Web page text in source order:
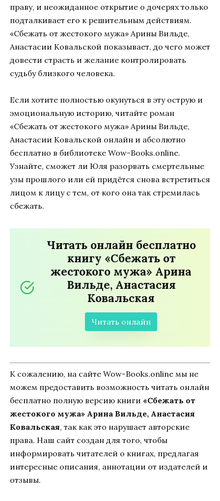
праву, и неожиданное открытие о дочерях только
подталкивает его к решительным действиям.
«Сбежать от жестокого мужа» Арины Вильде,
Анастасии Ковальской показывает, до чего может
довести страсть и желание контролировать
судьбу близкого человека.
Если хотите полностью окунуться в эту острую и
эмоциональную историю, читайте роман
«Сбежать от жестокого мужа» Арины Вильде,
Анастасии Ковальской онлайн и абсолютно
бесплатно в библиотеке Wow-Books.online.
Узнайте, сможет ли Юля разорвать смертельные
узы прошлого или ей придётся снова встретиться
лицом к лицу с тем, от кого она так стремилась
сбежать.
Читать онлайн бесплатно
книгу «Сбежать от
жестокого мужа» Арина
Вильде, Анастасия
Ковальская
Читать онлайн
К сожалению, на сайте Wow-Books.online мы не
можем предоставить возможность читать онлайн
бесплатно полную версию книги «Сбежать от
жестокого мужа» Арина Вильде, Анастасия
Ковальская, так как это нарушает авторские
права. Наш сайт создан для того, чтобы
информировать читателей о книгах, предлагая
интересные описания, аннотации от издателей и
отзывы.